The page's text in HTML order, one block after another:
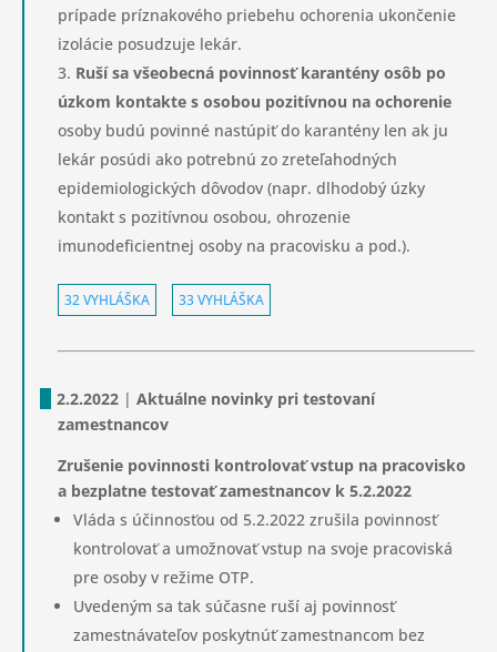
prípade príznakového priebehu ochorenia ukončenie
izolácie posudzuje lekár.
Ruší sa všeobecná povinnosť karantény osôb po
úzkom kontakte s osobou pozitívnou na ochorenie
osoby budú povinné nastúpiť do karantény len ak ju
lekár posúdi ako potrebnú zo zreteľahodných
epidemiologických dôvodov (napr. dlhodobý úzky
kontakt s pozitívnou osobou, ohrozenie
imunodeficientnej osoby na pracovisku a pod.).
32 VYHLÁŠKA 33 VYHLÁŠKA
2.2.2022 | Aktuálne novinky pri testovaní
zamestnancov
Zrušenie povinnosti kontrolovať vstup na pracovisko
a bezplatne testovať zamestnancov k 5.2.2022
Vláda s účinnosťou od 5.2.2022 zrušila povinnosť
kontrolovať a umožnovať vstup na svoje pracoviská
pre osoby v režime OTP.
Uvedeným sa tak súčasne ruší aj povinnosť
zamestnávateľov poskytnúť zamestnancom bez